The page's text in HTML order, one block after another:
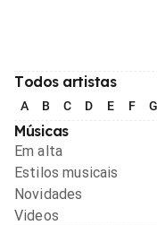
Todos artistas
A B C D E F G
Músicas
Em alta
Estilos musicais
Novidades
Videos